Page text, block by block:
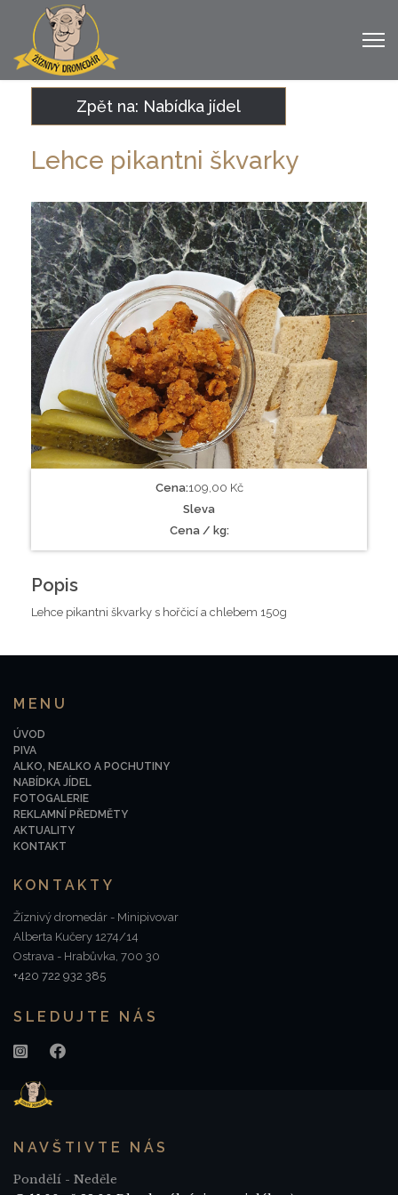
Zpět na: Nabídka jídel
Lehce pikantni škvarky
Cena:109,00 Kč
Sleva
Cena / kg:
Popis
Lehce pikantni škvarky s hořčicí a chlebem 150g
MENU
ÚVOD
PIVA
ALKO, NEALKO A POCHUTINY
NABÍDKA JÍDEL
FOTOGALERIE
REKLAMNÍ PŘEDMĚTY
AKTUALITY
KONTAKT
KONTAKTY
Žíznivý dromedár - Minipivovar
Alberta Kučery 1274/14
Ostrava - Hrabůvka, 700 30
+420 722 932 385
SLEDUJTE NÁS
NAVŠTIVTE NÁS
Pondělí - Neděle